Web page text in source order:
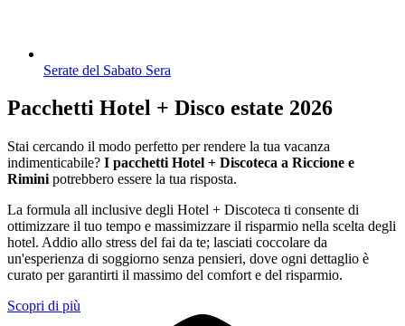
Serate del Sabato Sera
Pacchetti Hotel + Disco estate 2026
Stai cercando il modo perfetto per rendere la tua vacanza
indimenticabile? I pacchetti Hotel + Discoteca a Riccione e
Rimini potrebbero essere la tua risposta.
La formula all inclusive degli Hotel + Discoteca ti consente di
ottimizzare il tuo tempo e massimizzare il risparmio nella scelta degli
hotel. Addio allo stress del fai da te; lasciati coccolare da
un'esperienza di soggiorno senza pensieri, dove ogni dettaglio è
curato per garantirti il massimo del comfort e del risparmio.
Scopri di più